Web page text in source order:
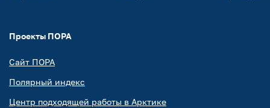
Проекты ПОРА
Сайт ПОРА
Полярный индекс
Центр подходящей работы в Арктике